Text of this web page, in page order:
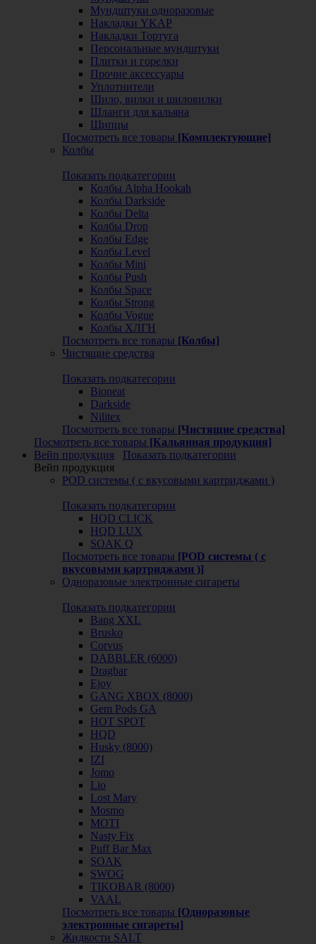
Мундштуки одноразовые
Накладки YKAP
Накладки Тортуга
Персональные мундштуки
Плитки и горелки
Прочие аксессуары
Уплотнители
Шило, вилки и шиловилки
Шланги для кальяна
Щипцы
Посмотреть все товары [Комплектующие]
Колбы
Показать подкатегории
Колбы Alpha Hookah
Колбы Darkside
Колбы Delta
Колбы Drop
Колбы Edge
Колбы Level
Колбы Mini
Колбы Push
Колбы Space
Колбы Strong
Колбы Vogue
Колбы ХЛГН
Посмотреть все товары [Колбы]
Чистящие средства
Показать подкатегории
Bioneat
Darkside
Nilitex
Посмотреть все товары [Чистящие средства]
Посмотреть все товары [Кальянная продукция]
Вейп продукция
Показать подкатегории
Вейп продукция
POD системы ( с вкусовыми картриджами )
Показать подкатегории
HQD CLICK
HQD LUX
SOAK Q
Посмотреть все товары [POD системы ( с
вкусовыми картриджами )]
Одноразовые электронные сигареты
Показать подкатегории
Bang XXL
Brusko
Corvus
DABBLER (6000)
Dragbar
Ejoy
GANG XBOX (8000)
Gem Pods GA
HOT SPOT
HQD
Husky (8000)
IZI
Jomo
Lio
Lost Mary
Mosmo
MOTI
Nasty Fix
Puff Bar Max
SOAK
SWOG
TIKOBAR (8000)
VAAL
Посмотреть все товары [Одноразовые
электронные сигареты]
Жидкости SALT